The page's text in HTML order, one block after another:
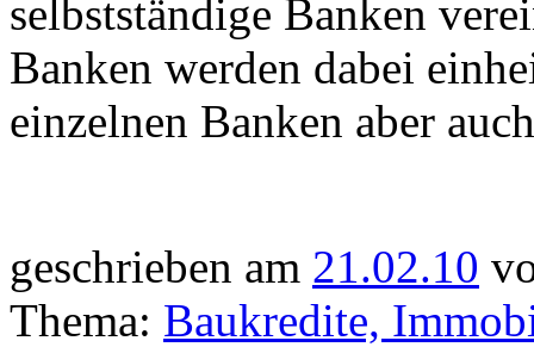
selbstständige Banken
Banken werden dabei
einzelnen Banken aber
geschrieben am 21.02.10
Thema: Baukredite,